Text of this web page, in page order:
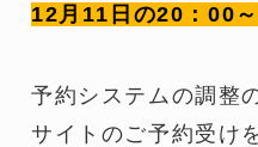
12月11日の20：00
予約システムの調整
サイトのご予約受け